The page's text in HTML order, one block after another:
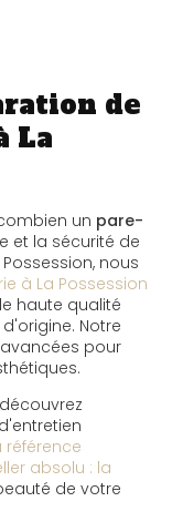
de
La
un pare-
et la sécurité de
nous
à La Possession
haute qualité
Notre
pour
référence
absolu : la
de votre